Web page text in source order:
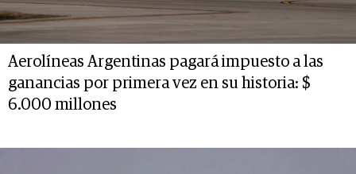
Aerolíneas Argentinas pagará impuesto a las
ganancias por primera vez en su historia: $
6.000 millones